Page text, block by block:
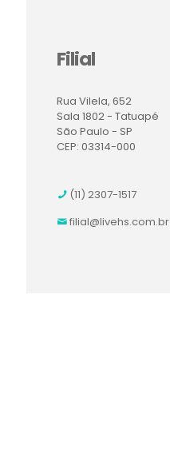
Filial
Rua Vilela, 652
Sala 1802 - Tatuapé
São Paulo - SP
CEP: 03314-000
(11) 2307-1517
filial@livehs.com.br